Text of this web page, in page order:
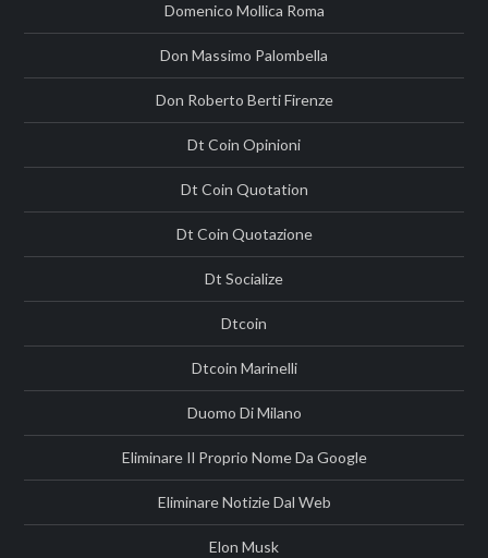
Domenico Mollica Roma
Don Massimo Palombella
Don Roberto Berti Firenze
Dt Coin Opinioni
Dt Coin Quotation
Dt Coin Quotazione
Dt Socialize
Dtcoin
Dtcoin Marinelli
Duomo Di Milano
Eliminare Il Proprio Nome Da Google
Eliminare Notizie Dal Web
Elon Musk